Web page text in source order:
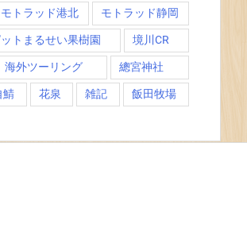
モトラッド港北 モトラッド静岡
トまるせい果樹園 境川CR
海外ツーリング 總宮神社
鯖 花泉 雑記 飯田牧場